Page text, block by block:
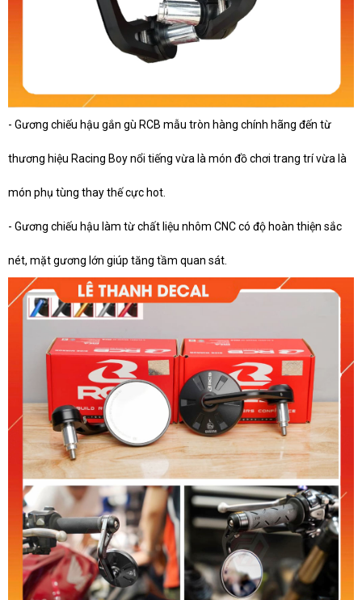
- Gương chiếu hậu gắn gù RCB mẫu tròn hàng chính hãng đến từ
thương hiệu Racing Boy nổi tiếng vừa là món đồ chơi trang trí vừa là
món phụ tùng thay thế cực hot.
- Gương chiếu hậu làm từ chất liệu nhôm CNC có độ hoàn thiện sắc
nét, mặt gương lớn giúp tăng tầm quan sát.